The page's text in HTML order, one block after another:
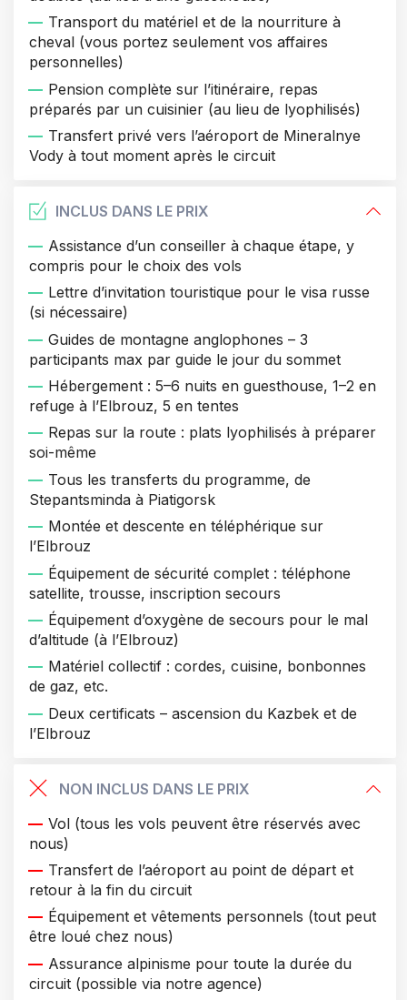
Transport du matériel et de la nourriture à
cheval (vous portez seulement vos affaires
personnelles)
Pension complète sur l’itinéraire, repas
préparés par un cuisinier (au lieu de lyophilisés)
Transfert privé vers l’aéroport de Mineralnye
Vody à tout moment après le circuit
INCLUS DANS LE PRIX
Assistance d’un conseiller à chaque étape, y
compris pour le choix des vols
Lettre d’invitation touristique pour le visa russe
(si nécessaire)
Guides de montagne anglophones – 3
participants max par guide le jour du sommet
Hébergement : 5–6 nuits en guesthouse, 1–2 en
refuge à l’Elbrouz, 5 en tentes
Repas sur la route : plats lyophilisés à préparer
soi-même
Tous les transferts du programme, de
Stepantsminda à Piatigorsk
Montée et descente en téléphérique sur
l’Elbrouz
Équipement de sécurité complet : téléphone
satellite, trousse, inscription secours
Équipement d’oxygène de secours pour le mal
d’altitude (à l’Elbrouz)
Matériel collectif : cordes, cuisine, bonbonnes
de gaz, etc.
Deux certificats – ascension du Kazbek et de
l’Elbrouz
NON INCLUS DANS LE PRIX
Vol (tous les vols peuvent être réservés avec
nous)
Transfert de l’aéroport au point de départ et
retour à la fin du circuit
Équipement et vêtements personnels (tout peut
être loué chez nous)
Assurance alpinisme pour toute la durée du
circuit (possible via notre agence)